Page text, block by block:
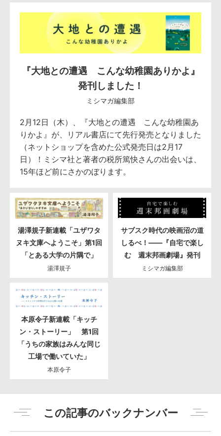
『大地との遭遇 こんな幼稚園ありかよ』
発刊しました！
ミシマガ編集部
2月12日（木）、『大地との遭遇 こんな幼稚園あ
りかよ』が、リアル書店にて先行発売となりました
（ネットショップを含めた公式発売日は2月17
日）！ミシマ社と著者の税所篤快さんの出会いは、
15年ほど前にさかのぼります。
湯澤規子新連載「ユザワタ
ヌキ文庫へようこそ」第1回
「とある大学の片隅で」
湯澤規子
サブスク時代の映画沼の道
しるべ！――『自宅で楽し
む 週末邦画劇場』発刊
ミシマガ編集部
本原令子新連載「キッチ
ン・ストーリー」 第1回
「うちの家族はみんな同じ
工場で働いていた」
本原令子
この記事のバックナンバー